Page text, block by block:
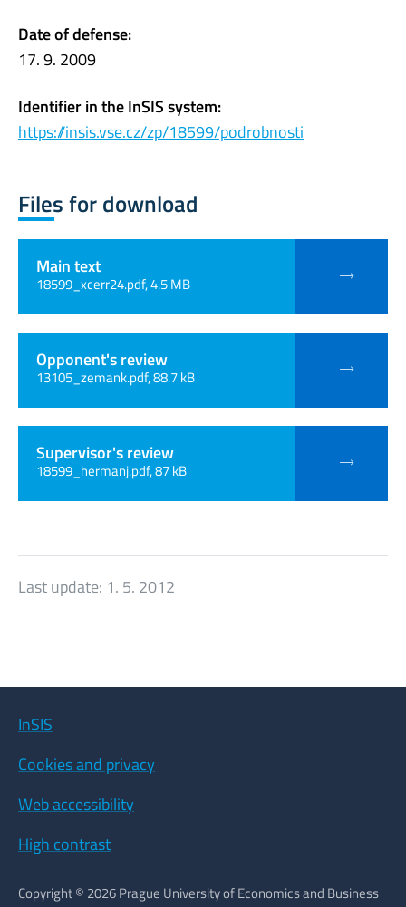
Date of defense:
17. 9. 2009
Identifier in the InSIS system:
https://insis.vse.cz/zp/18599/podrobnosti
Files for download
Main text
18599_xcerr24.pdf, 4.5 MB
Opponent's review
13105_zemank.pdf, 88.7 kB
Supervisor's review
18599_hermanj.pdf, 87 kB
Last update: 1. 5. 2012
InSIS
Cookies and privacy
Web accessibility
High contrast
Copyright © 2026 Prague University of Economics and Business